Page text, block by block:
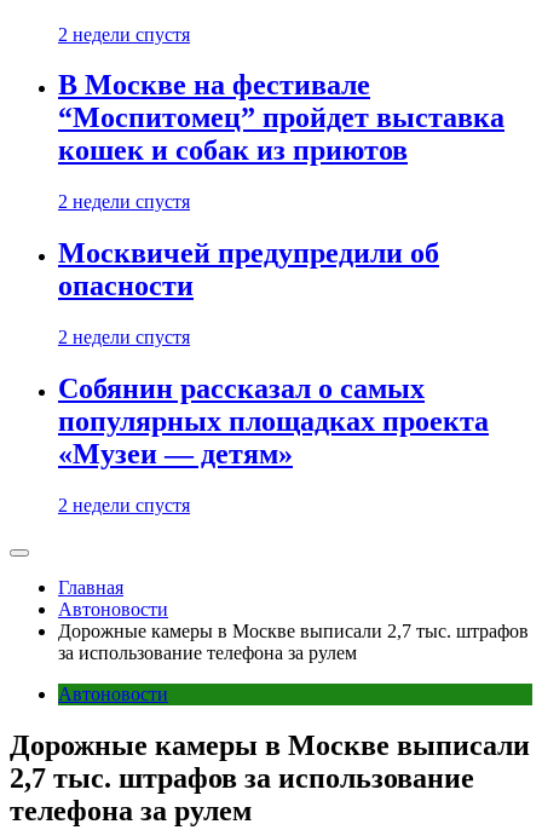
2 недели спустя
В Москве на фестивале
“Моспитомец” пройдет выставка
кошек и собак из приютов
2 недели спустя
Москвичей предупредили об
опасности
2 недели спустя
Собянин рассказал о самых
популярных площадках проекта
«Музеи — детям»
2 недели спустя
Главная
Автоновости
Дорожные камеры в Москве выписали 2,7 тыс. штрафов
за использование телефона за рулем
Автоновости
Дорожные камеры в Москве выписали
2,7 тыс. штрафов за использование
телефона за рулем